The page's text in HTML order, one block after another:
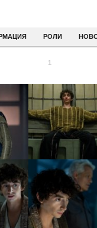
РОЛИ
1